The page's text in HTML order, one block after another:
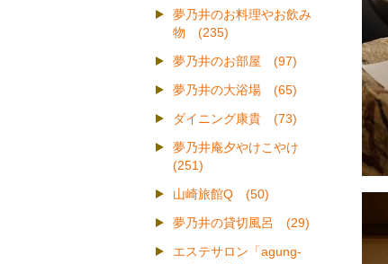
夢乃井のお料理やお飲み
物 (235)
夢乃井のお部屋 (97)
夢乃井の大浴場 (65)
ダイニング康貴 (73)
夢乃井庵夕やけこやけ
(251)
山崎旅館Q (50)
夢乃井の貸切風呂 (29)
エステサロン「agung-